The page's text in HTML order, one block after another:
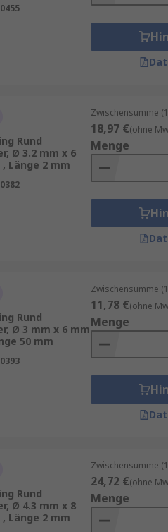
Rund
Ø 3.2 mm x 6
Länge 2 mm
Zwischensumme
18,97 €(ohne
Menge
Rund
Ø 3 mm x 6 mm
50 mm
Zwischensumme
11,78 €(ohne
Menge
Rund
Ø 4.3 mm x 8
Länge 2 mm
Zwischensumme
24,72 €(ohne
Menge